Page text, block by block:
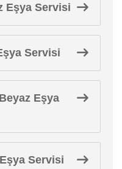
Eşya Servisi
Servisi
Eşya
Servisi